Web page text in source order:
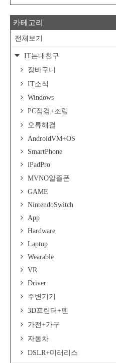
카테고리
전체보기
IT는내친구
장바구니
IT소식
Windows
PC점검+조립
오류해결
AndroidVM+OS
SmartPhone
iPadPro
MVNO알뜰폰
GAME
NintendoSwitch
App
Hardware
Laptop
Wearable
VR
Driver
주변기기
3D프린터+펜
가전+가구
자동차
DSLR+미러리스